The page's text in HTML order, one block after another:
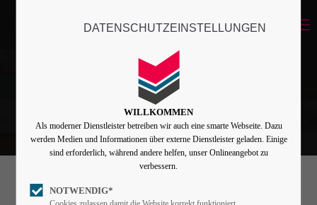
Passwort
Angemeldet bleiben
Menu
DATENSCHUTZEINSTELLUNGEN
WILLKOMMEN
Als moderner Dienstleister betreiben wir auch eine smarte Webseite. Dazu
werden Medien und Informationen über externe Dienstleister geladen. Einige
sind erforderlich, während andere helfen, unser Onlineangebot zu
verbessern.
NOTWENDIG*